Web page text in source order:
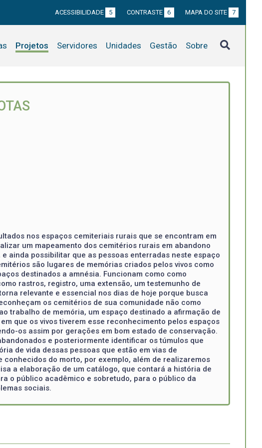
ACESSIBILIDADE 5 CONTRASTE 6 MAPA DO SITE 7
Projetos Servidores Unidades Gestão Sobre
nos espaços cemiteriais rurais que se encontram em
um mapeamento dos cemitérios rurais em abandono
ainda possibilitar que as pessoas enterradas neste espaço
são lugares de memórias criados pelos vivos como
destinados a amnésia. Funcionam como como
rastros, registro, uma extensão, um testemunho de
relevante e essencial nos dias de hoje porque busca
os cemitérios de sua comunidade não como
trabalho de memória, um espaço destinado a afirmação de
que os vivos tiverem esse reconhecimento pelos espaços
os assim por gerações em bom estado de conservação.
e posteriormente identificar os túmulos que
de vida dessas pessoas que estão em vias de
do morto, por exemplo, além de realizaremos
a elaboração de um catálogo, que contará a história de
o público acadêmico e sobretudo, para o público da
sociais.